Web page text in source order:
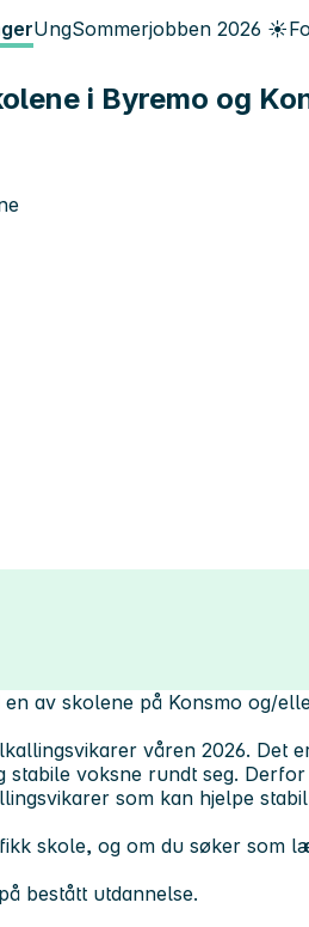
UngSommerjobben 2026 ☀️
i Byremo og
av skolene på Konsmo og/
våren 2026. Det
voksne rundt seg.
som kan hjelpe
skole, og om du søker som
bestått utdannelse.